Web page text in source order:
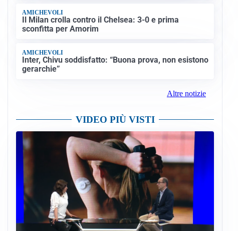
AMICHEVOLI
Il Milan crolla contro il Chelsea: 3-0 e prima
sconfitta per Amorim
AMICHEVOLI
Inter, Chivu soddisfatto: “Buona prova, non esistono
gerarchie”
Altre notizie
VIDEO PIÙ VISTI